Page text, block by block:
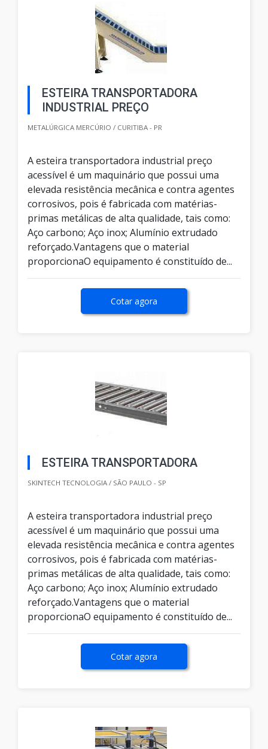
ESTEIRA TRANSPORTADORA
INDUSTRIAL PREÇO
METALÚRGICA MERCÚRIO / CURITIBA - PR
A esteira transportadora industrial preço
acessível é um maquinário que possui uma
elevada resistência mecânica e contra agentes
corrosivos, pois é fabricada com matérias-
primas metálicas de alta qualidade, tais como:
Aço carbono; Aço inox; Alumínio extrudado
reforçado.Vantagens que o material
proporcionaO equipamento é constituído de...
Cotar agora
ESTEIRA TRANSPORTADORA
SKINTECH TECNOLOGIA / SÃO PAULO - SP
A esteira transportadora industrial preço
acessível é um maquinário que possui uma
elevada resistência mecânica e contra agentes
corrosivos, pois é fabricada com matérias-
primas metálicas de alta qualidade, tais como:
Aço carbono; Aço inox; Alumínio extrudado
reforçado.Vantagens que o material
proporcionaO equipamento é constituído de...
Cotar agora